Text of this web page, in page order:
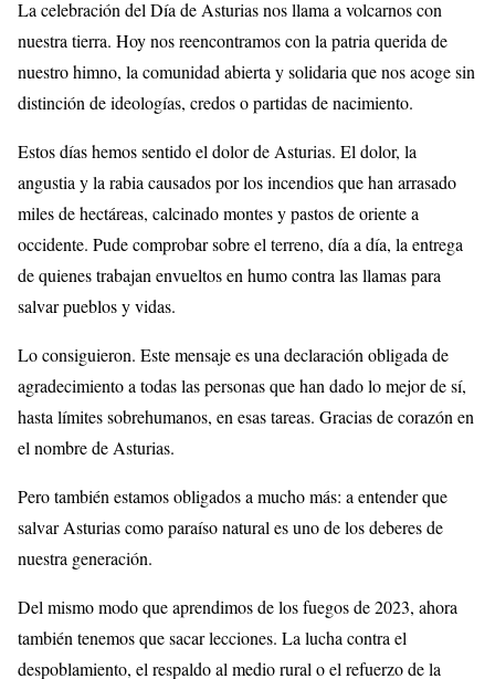
La celebración del Día de Asturias nos llama a volcarnos con
nuestra tierra. Hoy nos reencontramos con la patria querida de
nuestro himno, la comunidad abierta y solidaria que nos acoge sin
distinción de ideologías, credos o partidas de nacimiento.
Estos días hemos sentido el dolor de Asturias. El dolor, la
angustia y la rabia causados por los incendios que han arrasado
miles de hectáreas, calcinado montes y pastos de oriente a
occidente. Pude comprobar sobre el terreno, día a día, la entrega
de quienes trabajan envueltos en humo contra las llamas para
salvar pueblos y vidas.
Lo consiguieron. Este mensaje es una declaración obligada de
agradecimiento a todas las personas que han dado lo mejor de sí,
hasta límites sobrehumanos, en esas tareas. Gracias de corazón en
el nombre de Asturias.
Pero también estamos obligados a mucho más: a entender que
salvar Asturias como paraíso natural es uno de los deberes de
nuestra generación.
Del mismo modo que aprendimos de los fuegos de 2023, ahora
también tenemos que sacar lecciones. La lucha contra el
despoblamiento, el respaldo al medio rural o el refuerzo de la